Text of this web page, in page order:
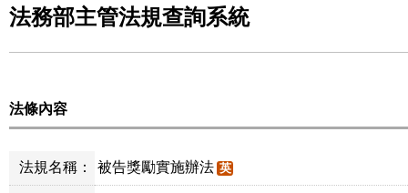
法務部主管法規查詢系統
法條內容
法規名稱： 被告獎勵實施辦法 英